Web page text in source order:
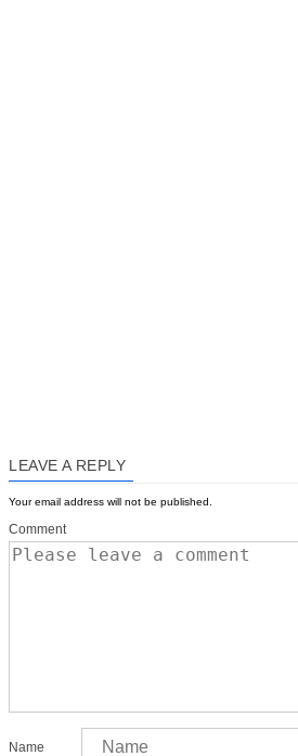
LEAVE A REPLY
Your email address will not be published.
Comment
Name